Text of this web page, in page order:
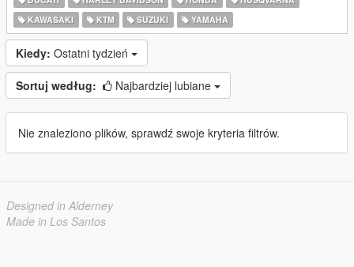
KAWASAKI
KTM SUZUKI YAMAHA
Kiedy: Ostatni tydzień
Sortuj według: Najbardziej lubiane
Nie znaleziono plików, sprawdź swoje kryteria filtrów.
Designed in Alderney
Made in Los Santos